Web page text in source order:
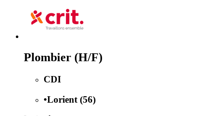
Plombier (H/F)
CDI
•Lorient (56)